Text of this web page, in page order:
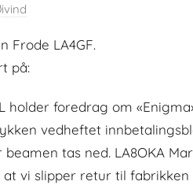
Frode LA4GF.
på:
holder foredrag om
vedheftet
beamen tas ned. LA8OKA
vi slipper retur til fabrikken